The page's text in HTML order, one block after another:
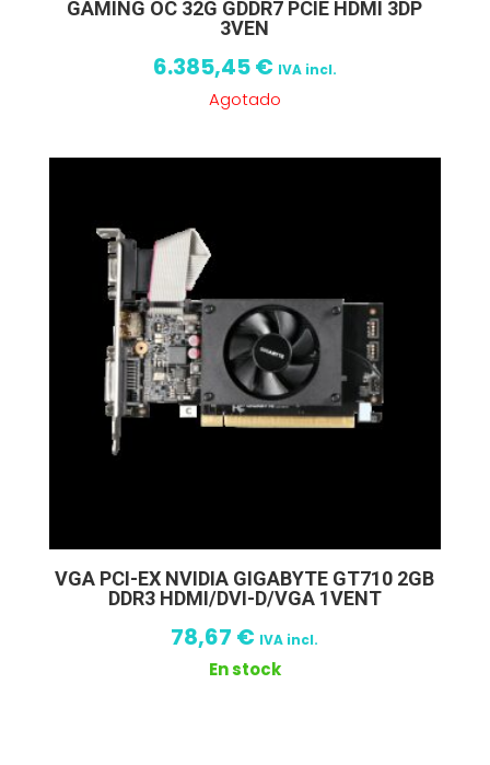
GAMING OC 32G GDDR7 PCIE HDMI 3DP
3VEN
6.385,45€ IVA incl.
Agotado
VGA PCI-EX NVIDIA GIGABYTE GT710 2GB
DDR3 HDMI/DVI-D/VGA 1VENT
78,67 € IVA incl.
En stock